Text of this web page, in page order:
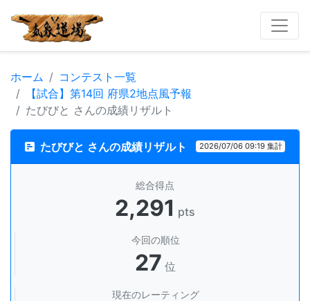
ホーム
コンテスト一覧
【試合】第14回 府県2地点風予報
たびびと さんの成績リザルト
たびびと さんの成績リザルト 2026/07/06 09:19 集計
総合得点
2,291 pts
今回の順位
27 位
現在のレーティング